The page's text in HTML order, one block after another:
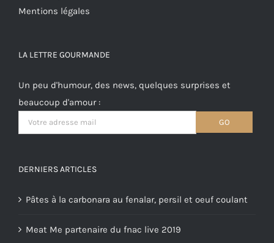
Mentions légales
LA LETTRE GOURMANDE
Un peu d'humour, des news, quelques surprises et
beaucoup d'amour :
DERNIERS ARTICLES
Pâtes à la carbonara au fenalar, persil et oeuf coulant
Meat Me partenaire du fnac live 2019